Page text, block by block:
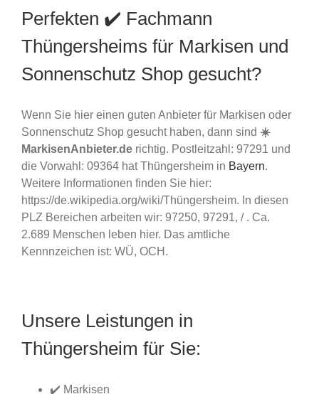
Perfekten ✔️ Fachmann
Thüngersheims für Markisen und
Sonnenschutz Shop gesucht?
Wenn Sie hier einen guten Anbieter für Markisen oder
Sonnenschutz Shop gesucht haben, dann sind ☀️
MarkisenAnbieter.de richtig. Postleitzahl: 97291 und
die Vorwahl: 09364 hat Thüngersheim in Bayern.
Weitere Informationen finden Sie hier:
https://de.wikipedia.org/wiki/Thüngersheim. In diesen
PLZ Bereichen arbeiten wir: 97250, 97291, / . Ca.
2.689 Menschen leben hier. Das amtliche
Kennnzeichen ist: WÜ, OCH.
Unsere Leistungen in
Thüngersheim für Sie:
✔️ Markisen